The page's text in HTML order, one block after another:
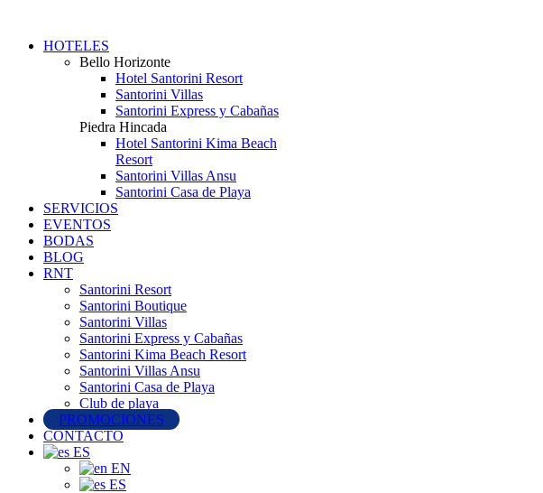
HOTELES
Bello Horizonte
Hotel Santorini Resort
Santorini Villas
Santorini Express y Cabañas
Piedra Hincada
Hotel Santorini Kima Beach
Resort
Santorini Villas Ansu
Santorini Casa de Playa
SERVICIOS
EVENTOS
BODAS
BLOG
RNT
Santorini Resort
Santorini Boutique
Santorini Villas
Santorini Express y Cabañas
Santorini Kima Beach Resort
Santorini Villas Ansu
Santorini Casa de Playa
Club de playa
PROMOCIONES
CONTACTO
ES
EN
ES